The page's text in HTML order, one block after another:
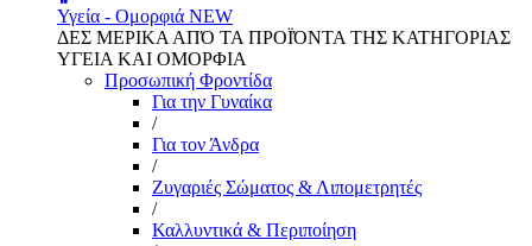
Υγεία - Ομορφιά NEW
ΔΕΣ ΜΕΡΙΚΑ ΑΠΌ ΤΑ ΠΡΟΪΌΝΤΑ ΤΗΣ ΚΑΤΗΓΟΡΙΑΣ
ΥΓΕΙΑ ΚΑΙ ΟΜΟΡΦΙΑ
Προσωπική Φροντίδα
Για την Γυναίκα
/
Για τον Άνδρα
/
Ζυγαριές Σώματος & Λιπομετρητές
/
Καλλυντικά & Περιποίηση